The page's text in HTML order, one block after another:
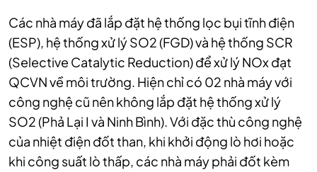
Các nhà máy đã lắp đặt hệ thống lọc bụi tĩnh điện
(ESP), hệ thống xử lý SO2 (FGD) và hệ thống SCR
(Selective Catalytic Reduction) để xử lý NOx đạt
QCVN về môi trường. Hiện chỉ có 02 nhà máy với
công nghệ cũ nên không lắp đặt hệ thống xử lý
SO2 (Phả Lại I và Ninh Bình). Với đặc thù công nghệ
của nhiệt điện đốt than, khi khởi động lò hơi hoặc
khi công suất lò thấp, các nhà máy phải đốt kèm